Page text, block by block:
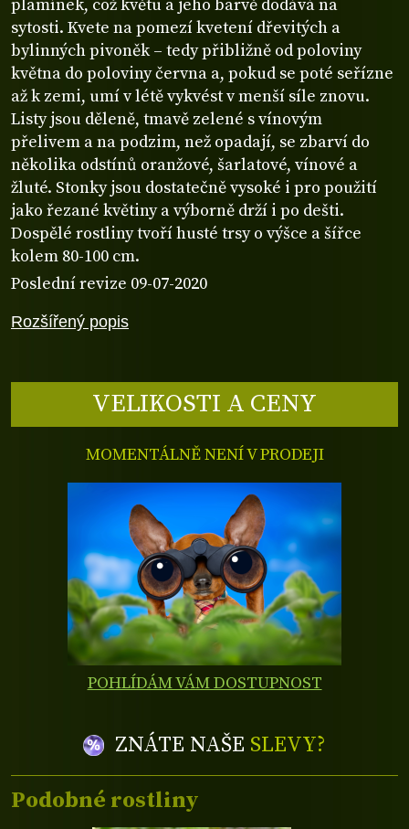
Rozšířený popis
plamínek, což květu a jeho barvě dodává na
sytosti. Kvete na pomezí kvetení dřevitých a
bylinných pivoněk – tedy přibližně od poloviny
května do poloviny června a, pokud se poté seřízne
až k zemi, umí v létě vykvést v menší síle znovu.
Listy jsou děleně, tmavě zelené s vínovým
přelivem a na podzim, než opadají, se zbarví do
několika odstínů oranžové, šarlatové, vínové a
žluté. Stonky jsou dostatečně vysoké i pro použití
jako řezané květiny a výborně drží i po dešti.
Dospělé rostliny tvoří husté trsy o výšce a šířce
kolem 80-100 cm.
Poslední revize 09-07-2020
VELIKOSTI A CENY
MOMENTÁLNĚ NENÍ V PRODEJI
POHLÍDÁM VÁM DOSTUPNOST
ZNÁTE NAŠE SLEVY?
Podobné rostliny